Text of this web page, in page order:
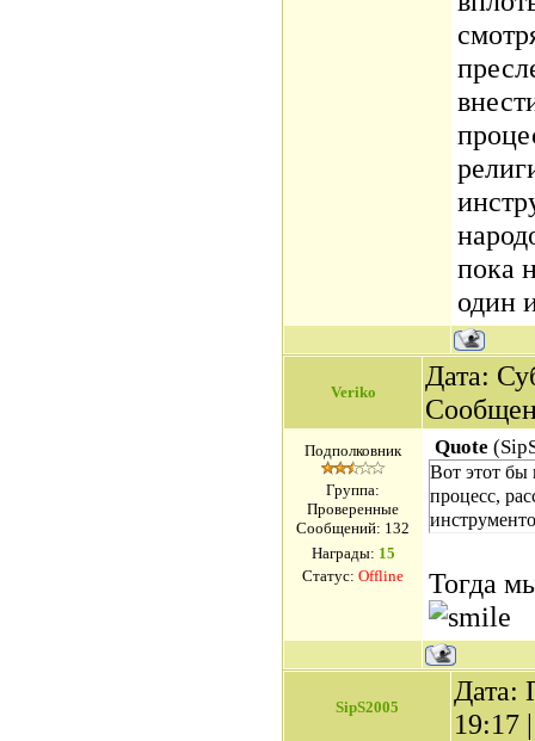
пока
один
Veriko
Дата:
Подполковник
Группа:
Проверенные
Сообщений: 132
Награды: 15
Статус: Offline
Quote (
Вот этот бы
процесс,
Тогда
SipS2005
Дата:
19:17